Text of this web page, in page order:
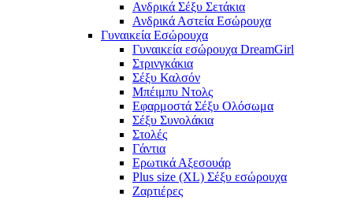
Ανδρικά Σέξυ Σετάκια
Ανδρικά Αστεία Εσώρουχα
Γυναικεία Εσώρουχα
Γυναικεία εσώρουχα DreamGirl
Στρινγκάκια
Σέξυ Καλσόν
Μπέιμπυ Ντολς
Εφαρμοστά Σέξυ Ολόσωμα
Σέξυ Συνολάκια
Στολές
Γάντια
Ερωτικά Αξεσουάρ
Plus size (XL) Σέξυ εσώρουχα
Ζαρτιέρες